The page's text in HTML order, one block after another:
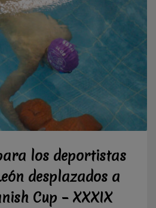
los deportistas
desplazados a
Cup – XXXIX